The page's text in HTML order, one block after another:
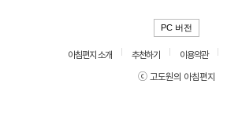
PC 버전
아침편지 소개 추천하기 이용약관
ⓒ 고도원의 아침편지